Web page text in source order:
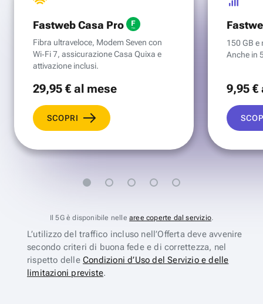
Fastweb Casa Pro
Fibra ultraveloce, Modem Seven con
Wi‑Fi 7, assicurazione Casa Quixa e
attivazione inclusi.
29,95 €al mese
SCOPRI
150 GB e
Anche in
9,95 €
Il 5G è disponibile nelle aree coperte dal servizio.
L’utilizzo del traffico incluso nell’Offerta deve avvenire
secondo criteri di buona fede e di correttezza, nel
rispetto delle Condizioni d’Uso del Servizio e delle
limitazioni previste.